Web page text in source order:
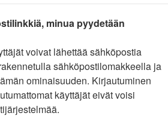
minua pyydetään
voivat lähettää sähköpostia
sähköpostilomakkeella ja
ominaisuuden. Kirjautuminen
käyttäjät eivät voisi